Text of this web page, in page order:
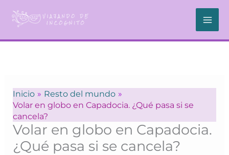
contenido
Inicio
Resto del mundo
Volar en globo en Capadocia. ¿Qué pasa si se
cancela?
Volar en globo en Capadocia.
¿Qué pasa si se cancela?